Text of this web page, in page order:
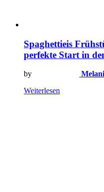
Spaghettieis
perfekte Start in
by
Weiterlesen